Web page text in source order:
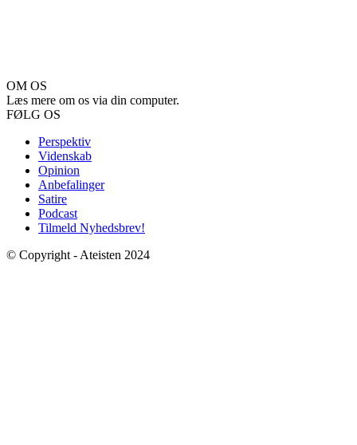
OM OS
Læs mere om os via din computer.
FØLG OS
Perspektiv
Videnskab
Opinion
Anbefalinger
Satire
Podcast
Tilmeld Nyhedsbrev!
© Copyright - Ateisten 2024